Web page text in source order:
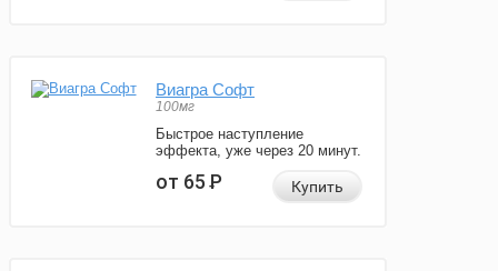
Виагра Софт
100мг
Быстрое наступление
эффекта, уже через 20 минут.
от 65Р Купить